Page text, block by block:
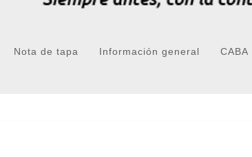
Nota de tapa Información general CABA